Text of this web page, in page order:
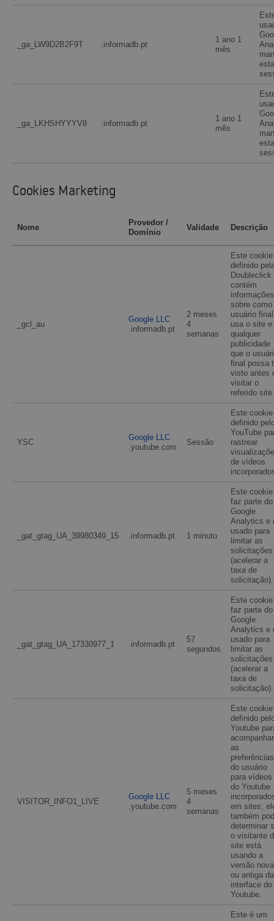
_ga_LW9D2B2F9T .informadb.pt
1 ano 1
mês
_ga_LKHSHYYYV8 .informadb.pt
1 ano 1
mês
Cookies Marketing
Nome
Provedor /
Domínio
Validade Descrição
_gcl_au
Google LLC
.informadb.pt
2 meses
4
semanas
Este
definido
Doubleclick
contém
informações
sobre como
usuário final
usa o site e
qualquer
publicidade
que o
final possa
visto antes
visitar o
referido site.
YSC
Google LLC
.youtube.com
Sessão
Este
definido
YouTube
rastrear
de vídeos
_gat_gtag_UA_39980349_15 .informadb.pt 1 minuto
Este cookie
faz parte do
Google
Analytics e
usado para
limitar as
solicitações
(acelerar a
taxa de
solicitação).
_gat_gtag_UA_17330977_1 .informadb.pt
57
segundos
Este cookie
faz parte do
Google
Analytics e
usado para
limitar as
solicitações
(acelerar a
taxa de
solicitação).
VISITOR_INFO1_LIVE
Google LLC
.youtube.com
5 meses
4
semanas
Este
definido
Youtube
acompanhar
as
preferências
do usuário
para vídeos
do Youtube
em sites;
também
determinar
o visitante
site está
usando a
versão nova
ou antiga da
interface do
Youtube.
Este é um